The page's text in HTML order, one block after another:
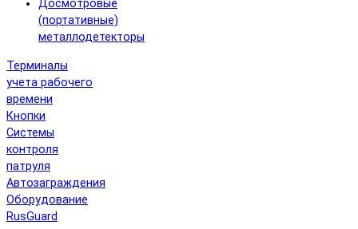
Досмотровые
(портативные)
металлодетекторы
Терминалы
учета рабочего
времени
Кнопки
Системы
контроля
патруля
Автозаграждения
Оборудование
RusGuard